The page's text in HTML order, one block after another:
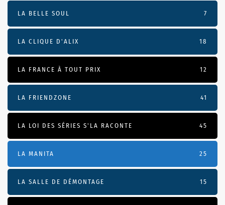
LA BELLE SOUL 7
LA CLIQUE D'ALIX 18
LA FRANCE À TOUT PRIX 12
LA FRIENDZONE 41
LA LOI DES SÉRIES S'LA RACONTE 45
LA MANITA 25
LA SALLE DE DÉMONTAGE 15